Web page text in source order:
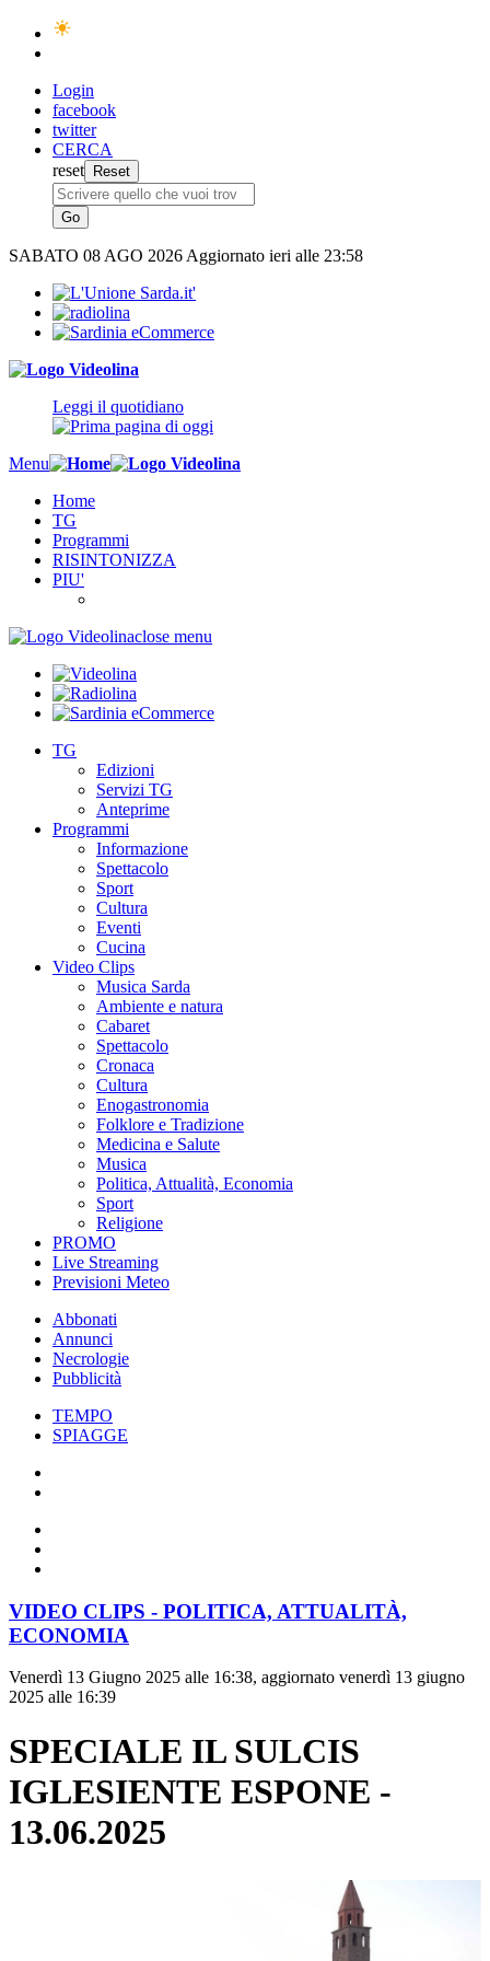
Login
facebook
twitter
CERCA
reset
SABATO 08 AGO 2026 Aggiornato ieri alle 23:58
Leggi il quotidiano
Menu
Home
TG
Programmi
RISINTONIZZA
PIU'
close menu
TG
Edizioni
Servizi TG
Anteprime
Programmi
Informazione
Spettacolo
Sport
Cultura
Eventi
Cucina
Video Clips
Musica Sarda
Ambiente e natura
Cabaret
Spettacolo
Cronaca
Cultura
Enogastronomia
Folklore e Tradizione
Medicina e Salute
Musica
Politica, Attualità, Economia
Sport
Religione
PROMO
Live Streaming
Previsioni Meteo
Abbonati
Annunci
Necrologie
Pubblicità
TEMPO
SPIAGGE
VIDEO CLIPS - POLITICA, ATTUALITÀ,
ECONOMIA
Venerdì 13 Giugno 2025 alle 16:38, aggiornato venerdì 13 giugno
2025 alle 16:39
SPECIALE IL SULCIS
IGLESIENTE ESPONE -
13.06.2025